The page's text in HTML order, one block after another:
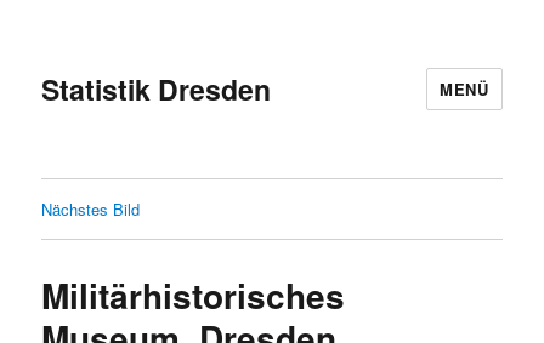
Statistik Dresden MENÜ
Nächstes Bild
Militärhistorisches